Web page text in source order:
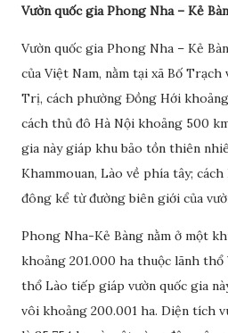
Vườn quốc gia Phong Nha – Kẻ
Vườn quốc gia Phong Nha – Kẻ
của Việt Nam, nằm tại xã Bố
Trị, cách phường Đồng Hới
cách thủ đô Hà Nội khoảng 500
gia này giáp khu bảo tồn thiên
Khammouan, Lào về phía tây;
đông kể từ đường biên giới của
Phong Nha-Kẻ Bàng nằm ở một
khoảng 201.000 ha thuộc lãnh thổ
thổ Lào tiếp giáp vườn quốc gia
vôi khoảng 200.001 ha. Diện tích